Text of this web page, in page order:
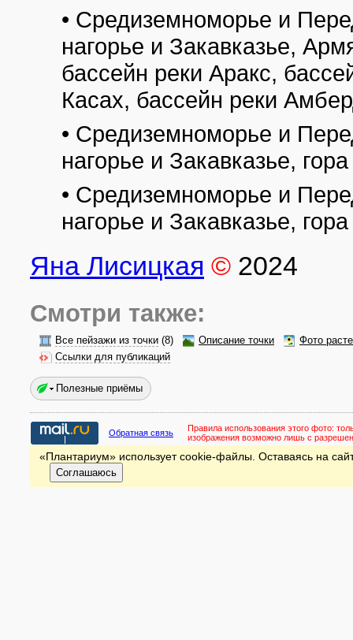
• Средиземноморье и
нагорье и Закавказье,
бассейн реки Аракс,
Касах, бассейн реки
• Средиземноморье и
нагорье и Закавказье,
• Средиземноморье и
нагорье и Закавказье,
Яна Лисицкая © 2024
Смотри также:
Все пейзажи из точки (8) Описание точки
Фото
Ссылки для публикаций
Полезные приёмы
Обратная связь Правила использования этого фото:
изображения возможно лишь с
«Плантариум» использует cookie-файлы. Оставаясь на
Соглашаюсь